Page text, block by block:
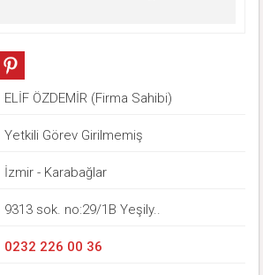
ELİF ÖZDEMİR (Firma Sahibi)
Yetkili Görev Girilmemiş
İzmir - Karabağlar
9313 sok. no:29/1B Yeşily..
0232 226 00 36